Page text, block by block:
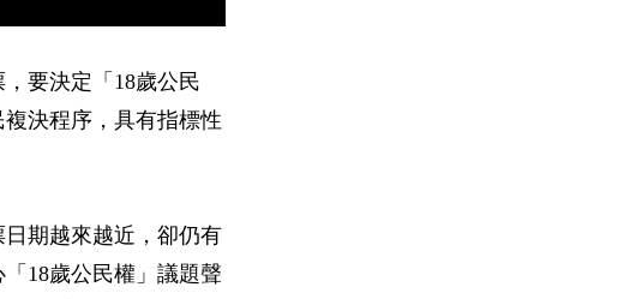
要決定「18歲公民
決程序，具有指標性
期越來越近，卻仍有
18歲公民權」議題聲